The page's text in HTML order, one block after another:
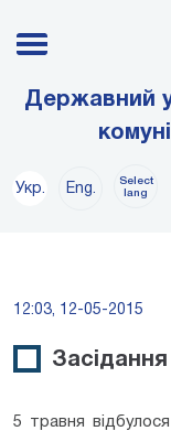
Державний
Укр. Eng.
Select
lang
12:03, 12-05-2015
5 травня